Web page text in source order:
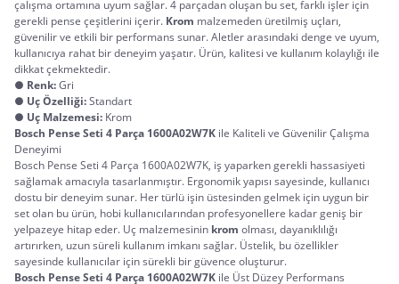
çalışma ortamına uyum sağlar. 4 parçadan oluşan bu set, farklı işler için
gerekli pense çeşitlerini içerir. Krom malzemeden üretilmiş uçları,
güvenilir ve etkili bir performans sunar. Aletler arasındaki denge ve uyum,
kullanıcıya rahat bir deneyim yaşatır. Ürün, kalitesi ve kullanım kolaylığı ile
dikkat çekmektedir.
● Renk:Gri
● Uç Özelliği:Standart
● Uç Malzemesi: Krom
Bosch Pense Seti 4 Parça 1600A02W7K ile Kaliteli ve Güvenilir Çalışma
Deneyimi
Bosch Pense Seti 4 Parça 1600A02W7K, iş yaparken gerekli hassasiyeti
sağlamak amacıyla tasarlanmıştır. Ergonomik yapısı sayesinde, kullanıcı
dostu bir deneyim sunar. Her türlü işin üstesinden gelmek için uygun bir
set olan bu ürün, hobi kullanıcılarından profesyonellere kadar geniş bir
yelpazeye hitap eder. Uç malzemesinin krom olması, dayanıklılığı
artırırken, uzun süreli kullanım imkanı sağlar. Üstelik, bu özellikler
sayesinde kullanıcılar için sürekli bir güvence oluşturur.
Bosch Pense Seti 4 Parça 1600A02W7K ile Üst Düzey Performans